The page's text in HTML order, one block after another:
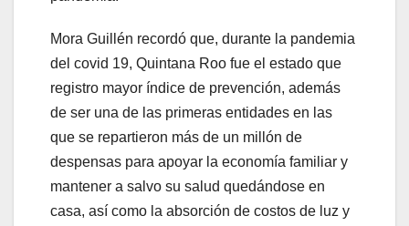
Mora Guillén recordó que, durante la pandemia
del covid 19, Quintana Roo fue el estado que
registro mayor índice de prevención, además
de ser una de las primeras entidades en las
que se repartieron más de un millón de
despensas para apoyar la economía familiar y
mantener a salvo su salud quedándose en
casa, así como la absorción de costos de luz y